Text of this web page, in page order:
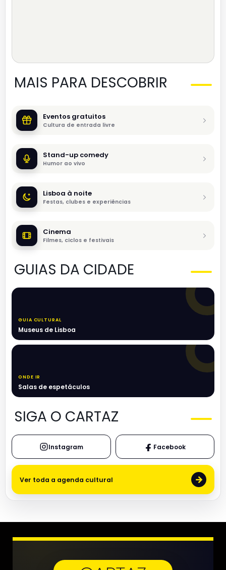
MAIS PARA DESCOBRIR
Eventos gratuitos
Cultura de entrada livre
Stand-up comedy
Humor ao vivo
Lisboa à noite
Festas, clubes e experiências
Cinema
Filmes, ciclos e festivais
GUIAS DA CIDADE
GUIA CULTURAL
Museus de Lisboa
ONDE IR
Salas de espetáculos
SIGA O CARTAZ
Instagram Facebook
Ver toda a agenda cultural →